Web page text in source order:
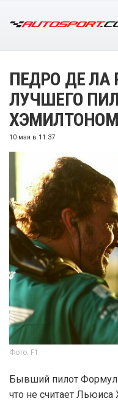
ПЕДРО ДЕ ЛА
ЛУЧШЕГО
10 мая в 11:37
Фото: F1
Бывший пилот
что не считает